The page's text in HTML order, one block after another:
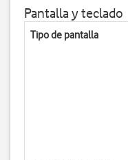
Pantalla y teclado
Tipo de pantalla